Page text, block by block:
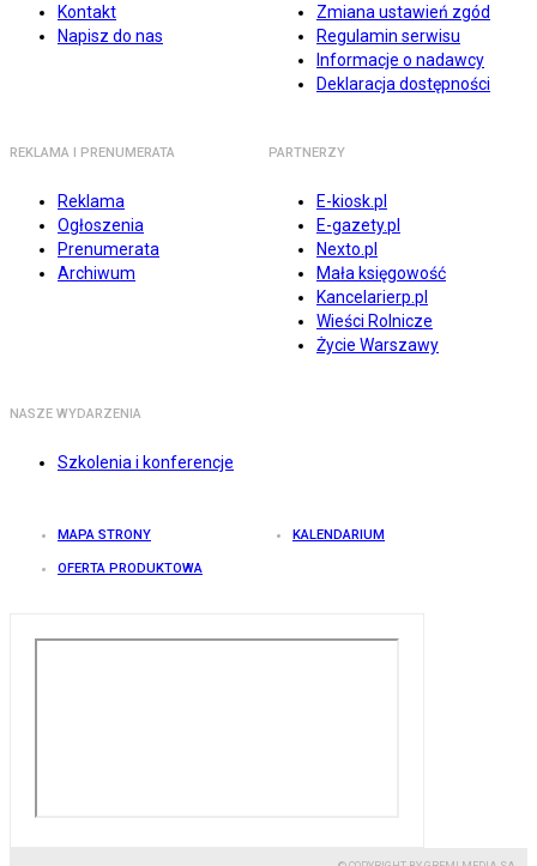
Kontakt
Napisz do nas
Zmiana ustawień zgód
Regulamin serwisu
Informacje o nadawcy
Deklaracja dostępności
REKLAMA I PRENUMERATA
Reklama
Ogłoszenia
Prenumerata
Archiwum
PARTNERZY
E-kiosk.pl
E-gazety.pl
Nexto.pl
Mała księgowość
Kancelarierp.pl
Wieści Rolnicze
Życie Warszawy
NASZE WYDARZENIA
Szkolenia i konferencje
MAPA STRONY KALENDARIUM
OFERTA PRODUKTOWA